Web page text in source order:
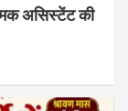
असिस्टेंट की